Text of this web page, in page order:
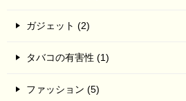
ガジェット (2)
タバコの有害性 (1)
ファッション (5)